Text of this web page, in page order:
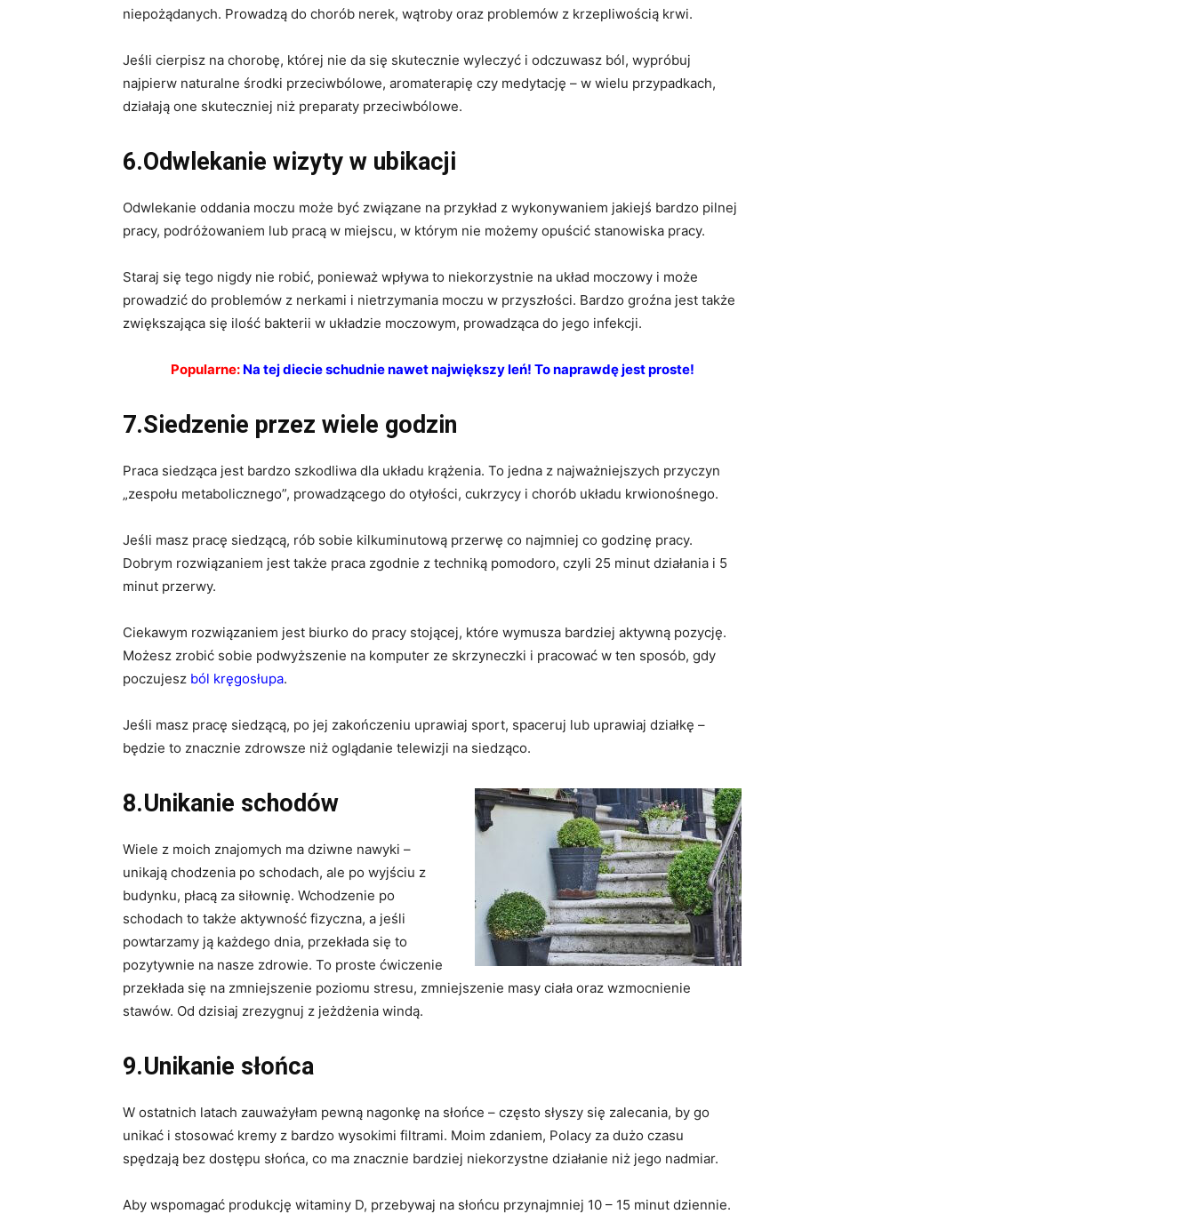
niepożądanych. Prowadzą do chorób nerek, wątroby oraz problemów z krzepliwością krwi.
Jeśli cierpisz na chorobę, której nie da się skutecznie wyleczyć i odczuwasz ból, wypróbuj
najpierw naturalne środki przeciwbólowe, aromaterapię czy medytację – w wielu przypadkach,
działają one skuteczniej niż preparaty przeciwbólowe.
6.Odwlekanie wizyty w ubikacji
Odwlekanie oddania moczu może być związane na przykład z wykonywaniem jakiejś bardzo pilnej
pracy, podróżowaniem lub pracą w miejscu, w którym nie możemy opuścić stanowiska pracy.
Staraj się tego nigdy nie robić, ponieważ wpływa to niekorzystnie na układ moczowy i może
prowadzić do problemów z nerkami i nietrzymania moczu w przyszłości. Bardzo groźna jest także
zwiększająca się ilość bakterii w układzie moczowym, prowadząca do jego infekcji.
Popularne: Na tej diecie schudnie nawet największy leń! To naprawdę jest proste!
7.Siedzenie przez wiele godzin
Praca siedząca jest bardzo szkodliwa dla układu krążenia. To jedna z najważniejszych przyczyn
„zespołu metabolicznego”, prowadzącego do otyłości, cukrzycy i chorób układu krwionośnego.
Jeśli masz pracę siedzącą, rób sobie kilkuminutową przerwę co najmniej co godzinę pracy.
Dobrym rozwiązaniem jest także praca zgodnie z techniką pomodoro, czyli 25 minut działania i 5
minut przerwy.
Ciekawym rozwiązaniem jest biurko do pracy stojącej, które wymusza bardziej aktywną pozycję.
Możesz zrobić sobie podwyższenie na komputer ze skrzyneczki i pracować w ten sposób, gdy
poczujesz ból kręgosłupa.
Jeśli masz pracę siedzącą, po jej zakończeniu uprawiaj sport, spaceruj lub uprawiaj działkę –
będzie to znacznie zdrowsze niż oglądanie telewizji na siedząco.
8.Unikanie schodów
Wiele z moich znajomych ma dziwne nawyki –
unikają chodzenia po schodach, ale po wyjściu z
budynku, płacą za siłownię. Wchodzenie po
schodach to także aktywność fizyczna, a jeśli
powtarzamy ją każdego dnia, przekłada się to
pozytywnie na nasze zdrowie. To proste ćwiczenie
przekłada się na zmniejszenie poziomu stresu, zmniejszenie masy ciała oraz wzmocnienie
stawów. Od dzisiaj zrezygnuj z jeżdżenia windą.
9.Unikanie słońca
W ostatnich latach zauważyłam pewną nagonkę na słońce – często słyszy się zalecania, by go
unikać i stosować kremy z bardzo wysokimi filtrami. Moim zdaniem, Polacy za dużo czasu
spędzają bez dostępu słońca, co ma znacznie bardziej niekorzystne działanie niż jego nadmiar.
Aby wspomagać produkcję witaminy D, przebywaj na słońcu przynajmniej 10 – 15 minut dziennie.